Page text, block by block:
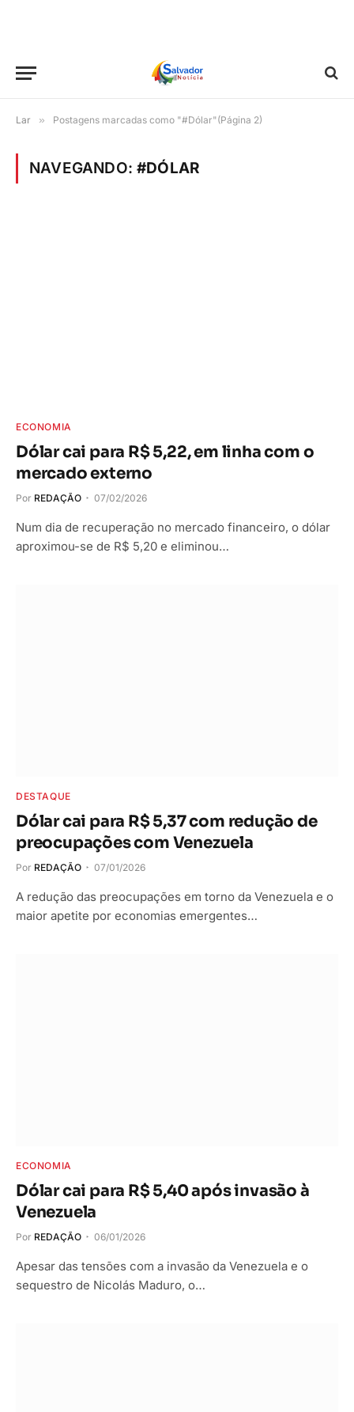
Lar » Postagens marcadas como "#Dólar"(Página 2)
NAVEGANDO:#DÓLAR
ECONOMIA
Dólar cai para R$ 5,22, em linha com o
mercado externo
Por REDAÇÃO 07/02/2026
Num dia de recuperação no mercado financeiro, o dólar
aproximou-se de R$ 5,20 e eliminou…
DESTAQUE
Dólar cai para R$ 5,37 com redução de
preocupações com Venezuela
Por REDAÇÃO 07/01/2026
A redução das preocupações em torno da Venezuela e o
maior apetite por economias emergentes…
ECONOMIA
Dólar cai para R$ 5,40 após invasão à
Venezuela
Por REDAÇÃO 06/01/2026
Apesar das tensões com a invasão da Venezuela e o
sequestro de Nicolás Maduro, o…